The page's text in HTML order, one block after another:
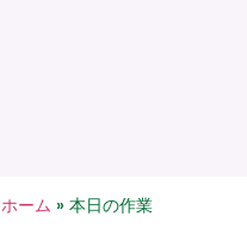
ホーム » 本日の作業